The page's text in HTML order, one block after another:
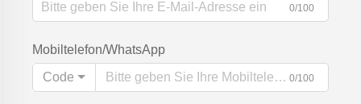
0/100
Mobiltelefon/WhatsApp
Code
0/100